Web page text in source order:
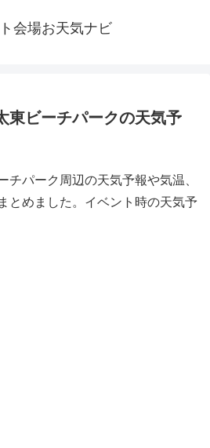
会場お天気ナビ
東ビーチパークの天気予
チパーク周辺の天気予報や気温、
とめました。イベント時の天気予